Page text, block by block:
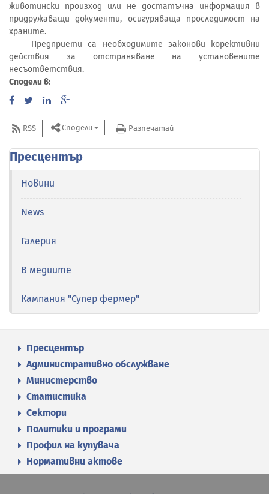
животински произход или не достатъчна информация в
придружаващи документи, осигуряваща проследимост на
храните.
Предприети са необходимите законови корективни
действия за отстраняване на установените
несъответствия.
Сподели в:
RSS Сподели Разпечатай
Пресцентър
Новини
News
Галерия
В медиите
Кампания "Супер фермер"
Пресцентър
Административно обслужване
Министерство
Статистика
Сектори
Политики и програми
Профил на купувача
Нормативни актове